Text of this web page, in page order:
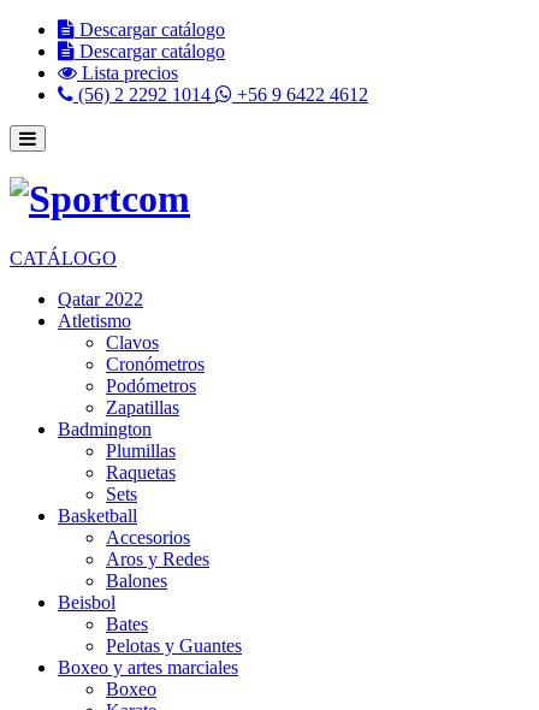
Descargar catálogo
Descargar catálogo
Lista precios
(56) 2 2292 1014
+56 9 6422 4612
CATÁLOGO
Qatar 2022
Atletismo
Clavos
Cronómetros
Podómetros
Zapatillas
Badmington
Plumillas
Raquetas
Sets
Basketball
Accesorios
Aros y Redes
Balones
Beisbol
Bates
Pelotas y Guantes
Boxeo y artes marciales
Boxeo